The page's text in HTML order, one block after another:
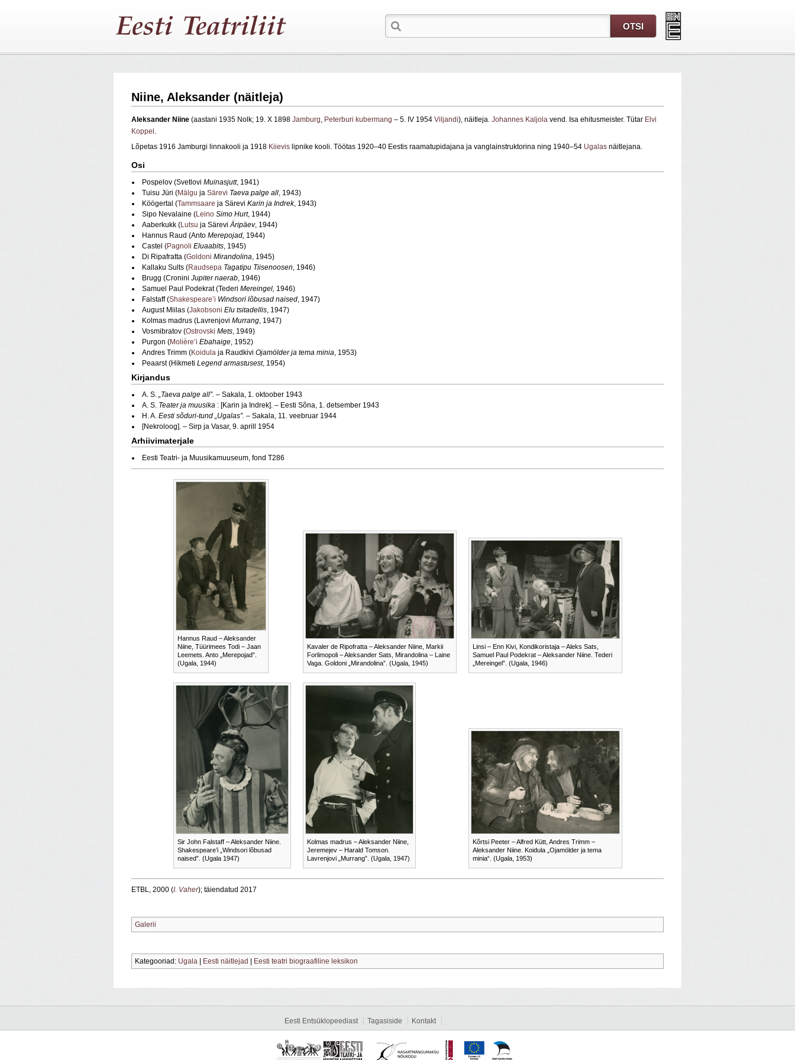
Niine, Aleksander (näitleja)
Aleksander Niine (aastani 1935 Nolk; 19. X 1898 Jamburg, Peterburi kubermang – 5. IV 1954 Viljandi), näitleja. Johannes Kaljola vend. Isa ehitusmeister. Tütar Elvi
Koppel .
Lõpetas 1916 Jamburgi linnakooli ja 1918 Kiievis lipnike kooli. Töötas 1920–40 Eestis raamatupidajana ja vanglainstruktorina ning 1940–54 Ugalas näitlejana.
Osi
Pospelov (Svetlovi Muinasjutt, 1941)
Tuisu Jüri (Mälgu ja Särevi Taeva palge all, 1943)
Köögertal (Tammsaare ja Särevi Karin ja Indrek, 1943)
Sipo Nevalaine (Leino Simo Hurt, 1944)
Aaberkukk (Lutsu ja SäreviÄripäev, 1944)
Hannus Raud (Anto Merepojad, 1944)
Castel (Pagnoli Eluaabits, 1945)
Di Ripafratta (Goldoni Mirandolina, 1945)
Kallaku Sults (Raudsepa Tagatipu Tiisenoosen, 1946)
Brugg (Cronini Jupiter naerab, 1946)
Samuel Paul Podekrat (Tederi Mereingel, 1946)
Falstaff (Shakespeare’i Windsori lõbusad naised, 1947)
August Miilas (Jakobsoni Elu tsitadellis, 1947)
Kolmas madrus (Lavrenjovi Murrang, 1947)
Vosmibratov (Ostrovski Mets, 1949)
Purgon (Molière’i Ebahaige, 1952)
Andres Trimm (Koidula ja Raudkivi Ojamölder ja tema minia, 1953)
Peaarst (Hikmeti Legend armastusest, 1954)
Kirjandus
A. S. „Taeva palge all”. – Sakala, 1. oktoober 1943
A. S. Teater ja muusika : [Karin ja Indrek]. – Eesti Sõna, 1. detsember 1943
H. A. Eesti sõduri-tund „Ugalas”. – Sakala, 11. veebruar 1944
[Nekroloog]. – Sirp ja Vasar, 9. aprill 1954
Arhiivimaterjale
Eesti Teatri- ja Muusikamuuseum, fond T286
Hannus Raud – Aleksander
Niine, Tüürimees Todi – Jaan
Leemets. Anto „Merepojad”.
(Ugala, 1944)
Kavaler de Ripofratta – Aleksander Niine, Markii
Forlimopoli – Aleksander Sats, Mirandolina – Laine
Vaga. Goldoni „Mirandolina”. (Ugala, 1945)
Linsi – Enn Kivi, Kondikoristaja – Aleks Sats,
Samuel Paul Podekrat – Aleksander Niine. Tederi
„Mereingel”. (Ugala, 1946)
Sir John Falstaff – Aleksander Niine.
Shakespeare’i „Windsori lõbusad
naised”. (Ugala 1947)
Kolmas madrus – Aleksander Niine,
Jeremejev – Harald Tomson.
Lavrenjovi „Murrang”. (Ugala, 1947)
Kõrtsi Peeter – Alfred Kütt, Andres Trimm –
Aleksander Niine. Koidula „Ojamölder ja tema
minia“. (Ugala, 1953)
ETBL, 2000 (I. Vaher); täiendatud 2017
Galerii
Kategooriad: Ugala Eesti näitlejad Eesti teatri biograafiline leksikon
Eesti Entsüklopeediast Tagasiside Kontakt